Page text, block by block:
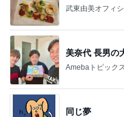
武東由美オフィ
美奈代 長男の
Amebaトピックス
同じ夢